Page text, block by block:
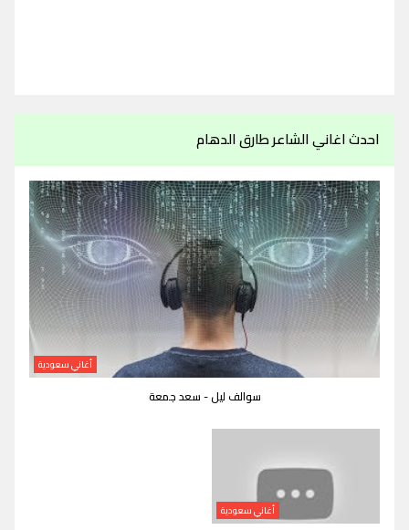
احدث اغاني الشاعر طارق الدهام
أغاني سعودية
سوالف ليل - سعد جمعة
أغاني سعودية